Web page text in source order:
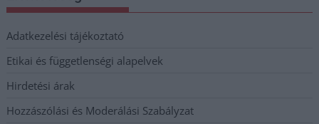
Adatkezelési tájékoztató
Etikai és függetlenségi alapelvek
Hirdetési árak
Hozzászólási és Moderálási Szabályzat